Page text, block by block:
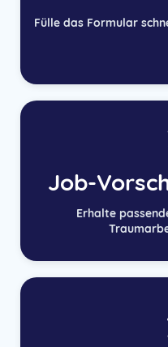
Fülle das Formular
Job-
Erhalte